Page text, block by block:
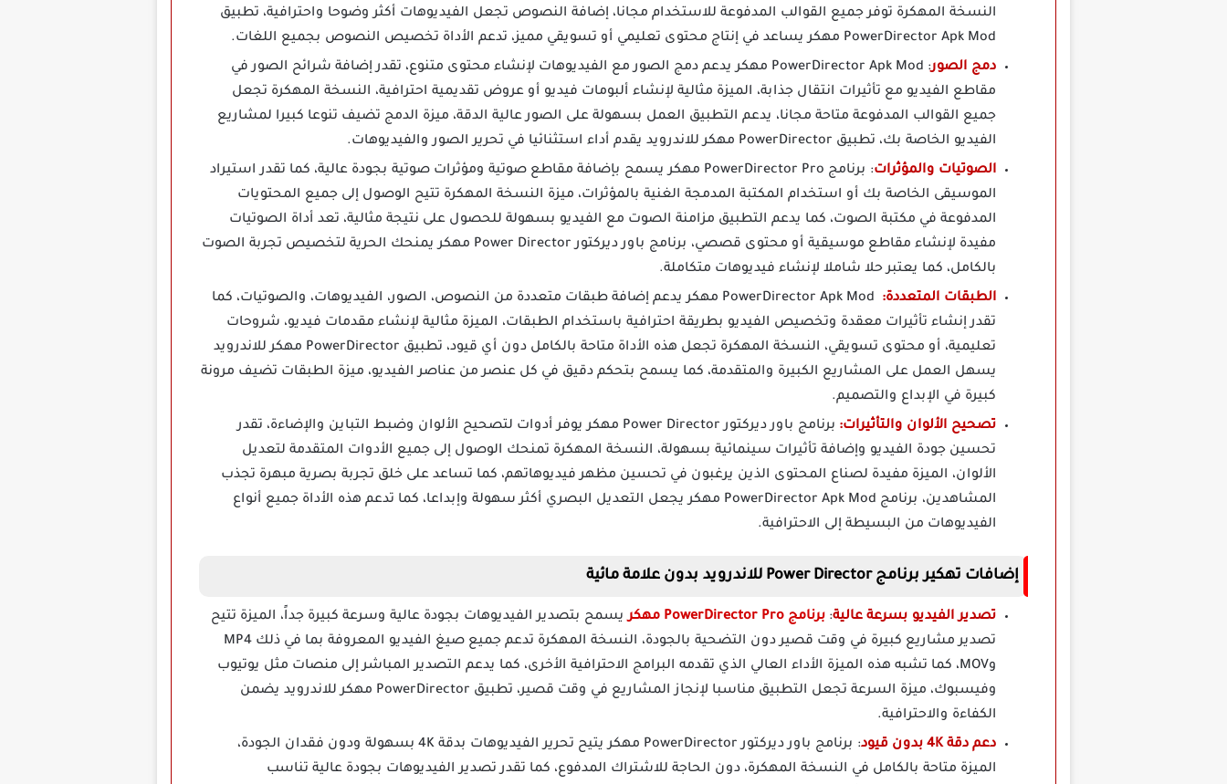
النسخة المهكرة توفر جميع القوالب المدفوعة للاستخدام مجانا، إضافة النصوص تجعل الفيديوهات أكثر وضوحا واحترافية، تطبيق
PowerDirector Apk Mod مهكر يساعد في إنتاج محتوى تعليمي أو تسويقي مميز، تدعم الأداة تخصيص النصوص بجميع اللغات.
دمج الصور
: PowerDirector Apk Mod مهكر يدعم دمج الصور مع الفيديوهات لإنشاء محتوى متنوع، تقدر إضافة شرائح الصور في
مقاطع الفيديو مع تأثيرات انتقال جذابة، الميزة مثالية لإنشاء ألبومات فيديو أو عروض تقديمية احترافية، النسخة المهكرة تجعل
جميع القوالب المدفوعة متاحة مجانا، يدعم التطبيق العمل بسهولة على الصور عالية الدقة، ميزة الدمج تضيف تنوعا كبيرا لمشاريع
الفيديو الخاصة بك، تطبيق PowerDirector مهكر للاندرويد يقدم أداء استثنائيا في تحرير الصور والفيديوهات.
الصوتيات والمؤثرات
: برنامج PowerDirector Pro مهكر يسمح بإضافة مقاطع صوتية ومؤثرات صوتية بجودة عالية، كما تقدر استيراد
الموسيقى الخاصة بك أو استخدام المكتبة المدمجة الغنية بالمؤثرات، ميزة النسخة المهكرة تتيح الوصول إلى جميع المحتويات
المدفوعة في مكتبة الصوت، كما يدعم التطبيق مزامنة الصوت مع الفيديو بسهولة للحصول على نتيجة مثالية، تعد أداة الصوتيات
مفيدة لإنشاء مقاطع موسيقية أو محتوى قصصي، برنامج باور ديركتور Power Director مهكر يمنحك الحرية لتخصيص تجربة الصوت
بالكامل، كما يعتبر حلا شاملا لإنشاء فيديوهات متكاملة.
الطبقات المتعددة:
PowerDirector Apk Mod مهكر يدعم إضافة طبقات متعددة من النصوص، الصور، الفيديوهات، والصوتيات، كما
تقدر إنشاء تأثيرات معقدة وتخصيص الفيديو بطريقة احترافية باستخدام الطبقات، الميزة مثالية لإنشاء مقدمات فيديو، شروحات
تعليمية، أو محتوى تسويقي، النسخة المهكرة تجعل هذه الأداة متاحة بالكامل دون أي قيود، تطبيق PowerDirector مهكر للاندرويد
يسهل العمل على المشاريع الكبيرة والمتقدمة، كما يسمح بتحكم دقيق في كل عنصر من عناصر الفيديو، ميزة الطبقات تضيف مرونة
كبيرة في الإبداع والتصميم.
تصحيح الألوان والتأثيرات:
برنامج باور ديركتور Power Director مهكر يوفر أدوات لتصحيح الألوان وضبط التباين والإضاءة، تقدر
تحسين جودة الفيديو وإضافة تأثيرات سينمائية بسهولة، النسخة المهكرة تمنحك الوصول إلى جميع الأدوات المتقدمة لتعديل
الألوان، الميزة مفيدة لصناع المحتوى الذين يرغبون في تحسين مظهر فيديوهاتهم، كما تساعد على خلق تجربة بصرية مبهرة تجذب
المشاهدين، برنامج PowerDirector Apk Mod مهكر يجعل التعديل البصري أكثر سهولة وإبداعا، كما تدعم هذه الأداة جميع أنواع
الفيديوهات من البسيطة إلى الاحترافية.
إضافات تهكير برنامج Power Director للاندرويد بدون علامة مائية
تصدير الفيديو بسرعة عالية: برنامج PowerDirector Pro مهكر
يسمح بتصدير الفيديوهات بجودة عالية وسرعة كبيرة جداً، الميزة تتيح
تصدير مشاريع كبيرة في وقت قصير دون التضحية بالجودة، النسخة المهكرة تدعم جميع صيغ الفيديو المعروفة بما في ذلك MP4
وMOV، كما تشبه هذه الميزة الأداء العالي الذي تقدمه البرامج الاحترافية الأخرى، كما يدعم التصدير المباشر إلى منصات مثل يوتيوب
وفيسبوك، ميزة السرعة تجعل التطبيق مناسبا لإنجاز المشاريع في وقت قصير، تطبيق PowerDirector مهكر للاندرويد يضمن
الكفاءة والاحترافية.
دعم دقة 4K بدون قيود
: برنامج باور ديركتور PowerDirector مهكر يتيح تحرير الفيديوهات بدقة 4K بسهولة ودون فقدان الجودة،
الميزة متاحة بالكامل في النسخة المهكرة، دون الحاجة للاشتراك المدفوع، كما تقدر تصدير الفيديوهات بجودة عالية تناسب